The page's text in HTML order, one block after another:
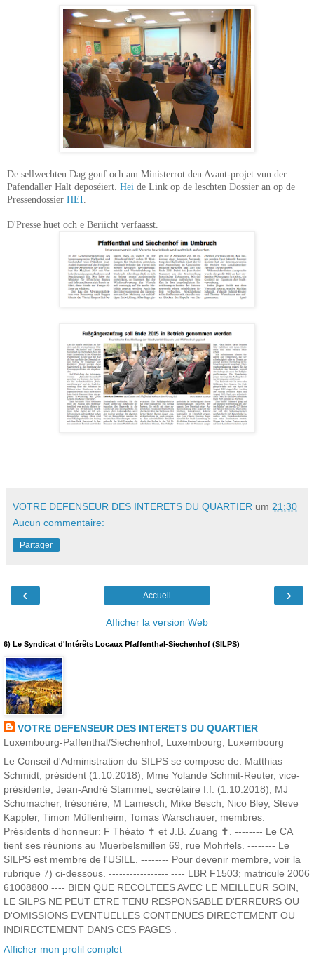
De sellwechten Dag gouf och am Ministerrot den Avant-projet vun der
Pafendaller Halt deposéiert. Hei de Link op de leschten Dossier an op de
Pressendossier HEI
D'Presse huet och e Beriicht verfaasst.
VOTRE DEFENSEUR DES INTERETS DU QUARTIER um 21:30
Aucun commentaire:
Partager
‹ ›
Accueil
Afficher la version Web
6) Le Syndicat d'Intérêts Locaux Pfaffenthal-Siechenhof (SILPS)
VOTRE DEFENSEUR DES INTERETS DU QUARTIER
Luxembourg-Paffenthal/Siechenhof, Luxembourg, Luxembourg
Le Conseil d'Administration du SILPS se compose de: Matthias
Schmidt, président (1.10.2018), Mme Yolande Schmit-Reuter, vice-
présidente, Jean-André Stammet, secrétaire f.f. (1.10.2018), MJ
Schumacher, trésorière, M Lamesch, Mike Besch, Nico Bley, Steve
Kappler, Timon Müllenheim, Tomas Warschauer, membres.
Présidents d'honneur: F Théato ✝ et J.B. Zuang ✝. -------- Le CA
tient ses réunions au Muerbelsmillen 69, rue Mohrfels. -------- Le
SILPS est membre de l'USILL. -------- Pour devenir membre, voir la
rubrique 7) ci-dessous. ----------------- ---- LBR F1503; matricule 2006
61008800 ---- BIEN QUE RECOLTEES AVEC LE MEILLEUR SOIN,
LE SILPS NE PEUT ETRE TENU RESPONSABLE D'ERREURS OU
D'OMISSIONS EVENTUELLES CONTENUES DIRECTEMENT OU
INDIRECTEMENT DANS CES PAGES .
Afficher mon profil complet